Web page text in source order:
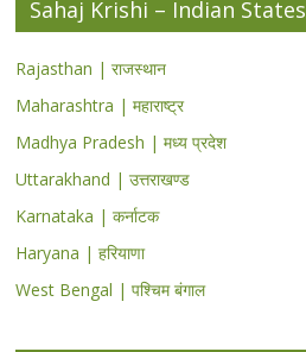
Sahaj Krishi – Indian States
Rajasthan | राजस्थान
Maharashtra | महाराष्ट्र
Madhya Pradesh | मध्य प्रदेश
Uttarakhand | उत्तराखण्ड
Karnataka | कर्नाटक
Haryana | हरियाणा
West Bengal | पश्चिम बंगाल